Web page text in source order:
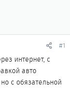
#1
интернет, с
авто
с обязательной